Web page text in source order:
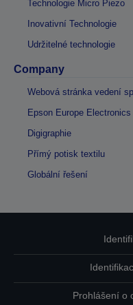
Technologie Micro Piezo
Inovativní Technologie
Udržitelné technologie
Company
Webová stránka vedení
Epson Europe Electronics
Digigraphie
Přímý potisk textilu
Globální řešení
Prohlášení o